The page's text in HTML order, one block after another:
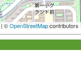
| ©OpenStreetMapcontributors